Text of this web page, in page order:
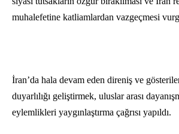
muhalefetine katliamlardan vazgeçmesi
İran’da hala devam eden direniş ve
duyarlılığı geliştirmek, uluslar arası
eylemlikleri yaygınlaştırma çağrısı yapıldı.